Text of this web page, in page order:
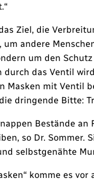
Ziel, die
andere
um den
durch das Ventil
Masken mit Ventil
dringende Bitte:
Bestände an
so Dr. Sommer.
selbstgenähte
komme es